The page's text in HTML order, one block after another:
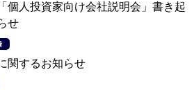
個人投資家向け会社説明会」書き起
せ
関するお知らせ